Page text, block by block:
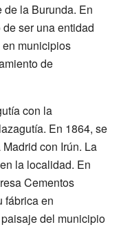
de la Burunda. En
ser una entidad
municipios
de
con la
En 1864, se
con Irún. La
la localidad. En
Cementos
fábrica en
del municipio